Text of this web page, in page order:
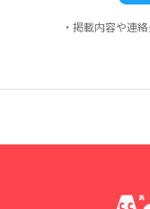
・掲載内容や連